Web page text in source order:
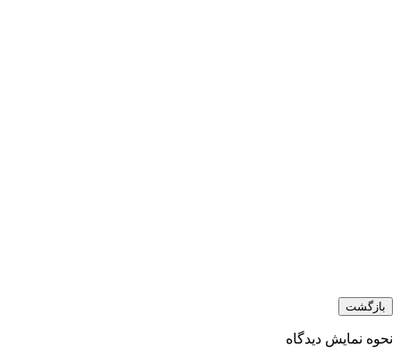
بازگشت
نحوه نمایش دیدگاه‌